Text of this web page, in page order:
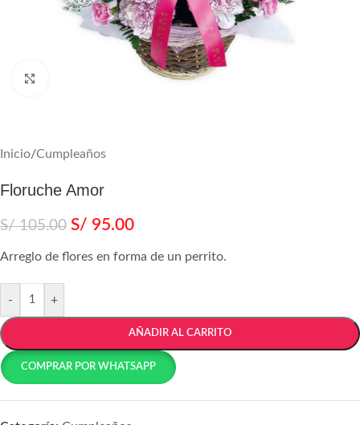
Inicio/Cumpleaños
Floruche Amor
S/105.00 S/ 95.00
Arreglo de flores en forma de un perrito.
- +
AÑADIR AL CARRITO
COMPRAR POR WHATSAPP